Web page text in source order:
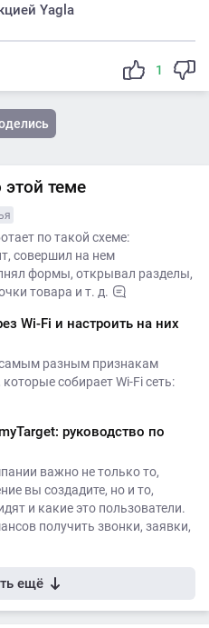
Yagla
1
этой теме
по такой схеме:
совершил на нем
формы, открывал разделы,
товара и т. д.
Wi-Fi и настроить на них
разным признакам
собирает Wi-Fi сеть:
руководство по
важно не только то,
вы создадите, но и то,
и какие это пользователи.
получить звонки, заявки,
ещё